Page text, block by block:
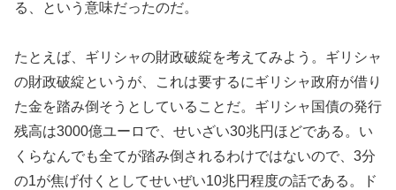
る、という意味だったのだ。
たとえば、ギリシャの財政破綻を考えてみよう。ギリシャ
の財政破綻というが、これは要するにギリシャ政府が借り
た金を踏み倒そうとしていることだ。ギリシャ国債の発行
残高は3000億ユーロで、せいざい30兆円ほどである。い
くらなんでも全てが踏み倒されるわけではないので、3分
の1が焦げ付くとしてせいぜい10兆円程度の話である。ド